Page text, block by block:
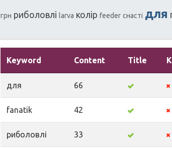
грн риболовлі larva колір feeder снасті для
Keyword Content Title
для 66
fanatik 42
риболовлі 33